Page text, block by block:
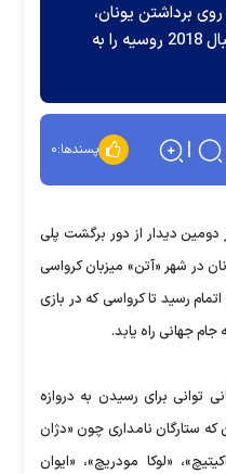
برداشتن یونان،
جواز حضور در جام جهانی فوتبال 2018 روسیه را به
پسندها:۰
دیدار از دور برگشت پلی
در شهر «آتن» میزبان کرواسی
رسید تا کرواسی که در بازی
جهانی راه یابد.
توانی برای رسیدن به دروازه
ستارگان نامداری چون «دژان
«لوکا مودریچ»، «ایوان